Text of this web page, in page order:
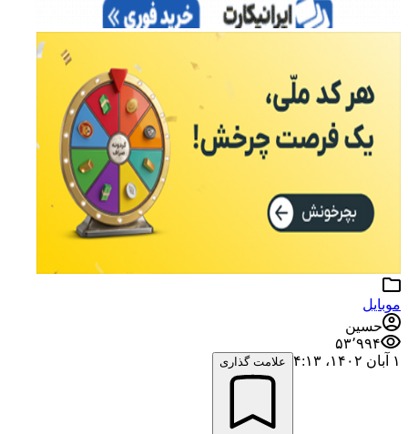
موبایل
حسین
۵۳٬۹۹۴
۱ آبان ۱۴۰۲،‏ ۴:۱۳
علامت گذاری